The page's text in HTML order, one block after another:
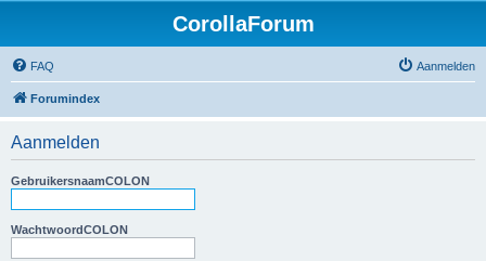
CorollaForum
FAQ Aanmelden
Forumindex
Aanmelden
GebruikersnaamCOLON
WachtwoordCOLON